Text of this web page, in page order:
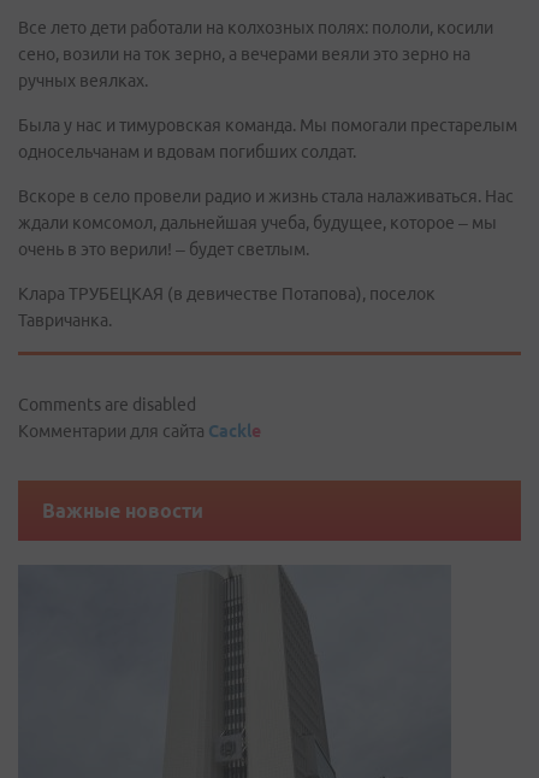
Все лето дети работали на колхозных полях: пололи, косили
сено, возили на ток зерно, а вечерами веяли это зерно на
ручных веялках.
Была у нас и тимуровская команда. Мы помогали престарелым
односельчанам и вдовам погибших солдат.
Вскоре в село провели радио и жизнь стала налаживаться. Нас
ждали комсомол, дальнейшая учеба, будущее, которое – мы
очень в это верили! – будет светлым.
Клара ТРУБЕЦКАЯ (в девичестве Потапова), поселок
Тавричанка.
Comments are disabled
Комментарии для сайта Cackle
Важные новости